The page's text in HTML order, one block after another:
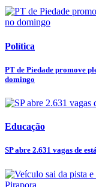
Política
PT de Piedade promove
domingo
Educação
SP abre 2.631 vagas de